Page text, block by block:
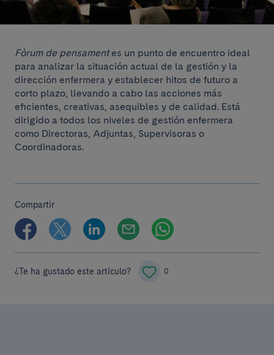
Fòrum de pensamentes un punto de encuentro ideal
para analizar la situación actual de la gestión y la
dirección enfermera y establecer hitos de futuro a
corto plazo, llevando a cabo las acciones más
eficientes, creativas, asequibles y de calidad. Está
dirigido a todos los niveles de gestión enfermera
como Directoras, Adjuntas, Supervisoras o
Coordinadoras.
Compartir
¿Te ha gustado este artículo? 0